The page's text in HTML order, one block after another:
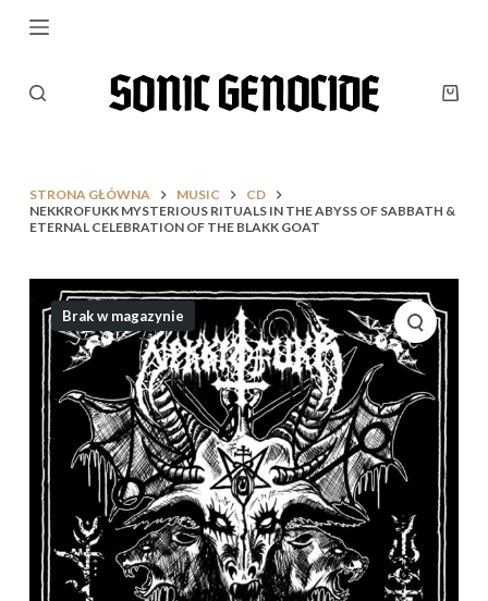
P
e
d
o
e
STRONA GŁÓWNA MUSIC
CD
NEKKROFUKK MYSTERIOUS RITUALS IN THE ABYSS OF SABBATH &
ETERNAL CELEBRATION OF THE BLAKK GOAT
Brak w magazynie